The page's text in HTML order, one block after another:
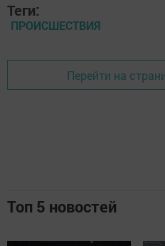
Теги:
ПРОИСШЕСТВИЯ
Перейти на
Топ 5 новостей